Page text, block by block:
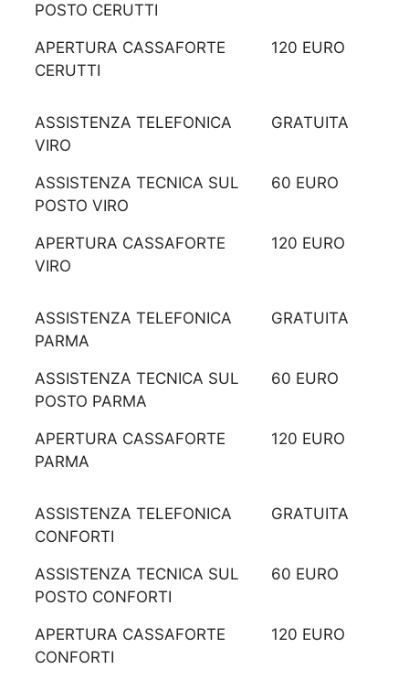
POSTO CERUTTI
APERTURA CASSAFORTE
CERUTTI
120 EURO
ASSISTENZA TELEFONICA
VIRO
GRATUITA
ASSISTENZA TECNICA SUL
POSTO VIRO
60 EURO
APERTURA CASSAFORTE
VIRO
120 EURO
ASSISTENZA TELEFONICA
PARMA
GRATUITA
ASSISTENZA TECNICA SUL
POSTO PARMA
60 EURO
APERTURA CASSAFORTE
PARMA
120 EURO
ASSISTENZA TELEFONICA
CONFORTI
GRATUITA
ASSISTENZA TECNICA SUL
POSTO CONFORTI
60 EURO
APERTURA CASSAFORTE
CONFORTI
120 EURO